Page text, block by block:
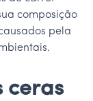
composição
pela
ceras